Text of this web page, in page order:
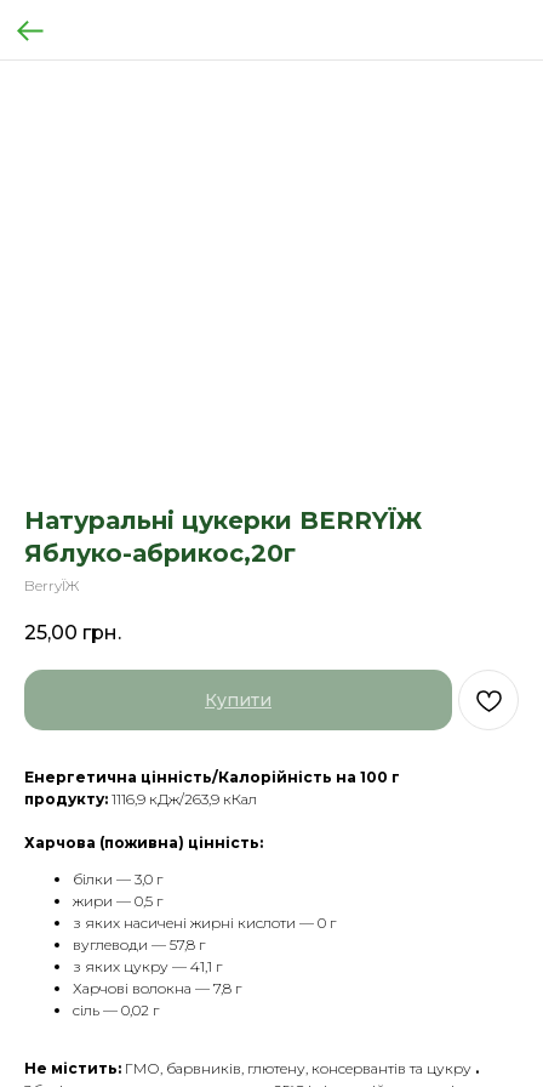
Натуральні цукерки BERRYЇЖ
Яблуко-абрикос,20г
BerryЇЖ
25,00 грн.
Купити
Енергетична цінність/Калорійність на 100 г
продукту: 1116,9 кДж/263,9 кКал
Харчова (поживна) цінність:
білки — 3,0 г
жири — 0,5 г
з яких насичені жирні кислоти — 0 г
вуглеводи — 57,8 г
з яких цукру — 41,1 г
Харчові волокна — 7,8 г
сіль — 0,02 г
Не містить: ГМО, барвників, глютену, консервантів та цукру .